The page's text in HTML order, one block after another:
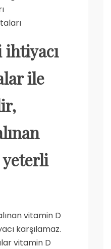
ile
vitamin D
karşılamaz.
vitamin D